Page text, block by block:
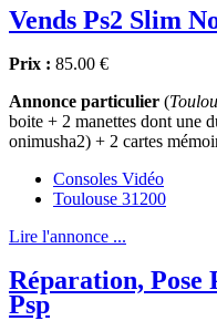
Vends Ps2 Slim
Prix : 85.00 €
Annonce particulier (
boite + 2 manettes dont une
onimusha2) + 2 cartes
Consoles Vidéo
Toulouse 31200
Lire l'annonce ...
Réparation, Pose
Psp